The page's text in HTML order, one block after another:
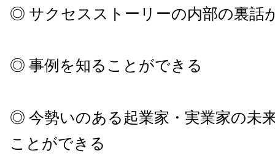
◎ サクセスストーリーの内部の裏話
◎ 事例を知ることができる
◎ 今勢いのある起業家・実業家の未
ことができる